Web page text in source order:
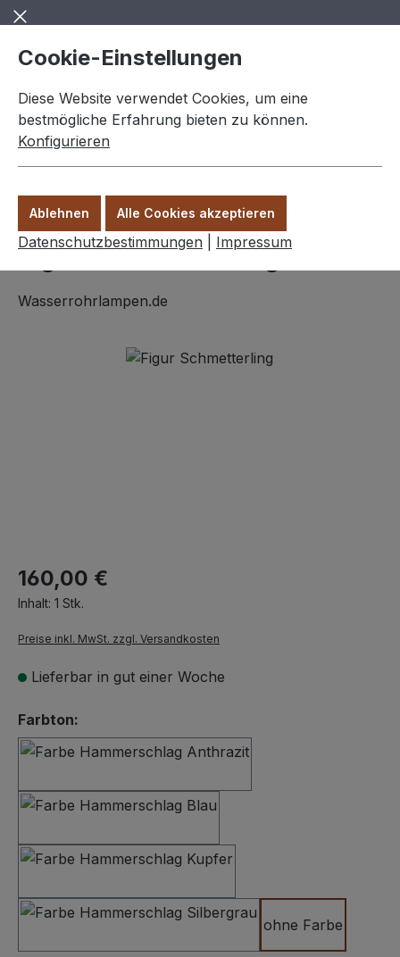
Zum Hauptinhalt springen
Figuren
Figur "Schmetterling"
Wasserrohrlampen.de
Bildergalerie überspringen
160,00 €
Inhalt: 1 Stk.
Preise inkl. MwSt. zzgl. Versandkosten
Lieferbar in gut einer Woche
Farbton:
Hammerschlag Silbergrau
ohne Farbe
Cookie-Einstellungen
Diese Website verwendet Cookies, um eine
bestmögliche Erfahrung bieten zu können.
Konfigurieren
Ablehnen Alle Cookies akzeptieren
Datenschutzbestimmungen Impressum